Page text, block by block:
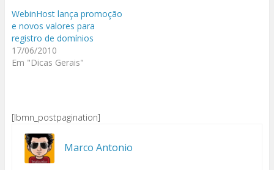
WebinHost lança promoção
e novos valores para
registro de domínios
17/06/2010
Em "Dicas Gerais"
[lbmn_postpagination]
Marco Antonio